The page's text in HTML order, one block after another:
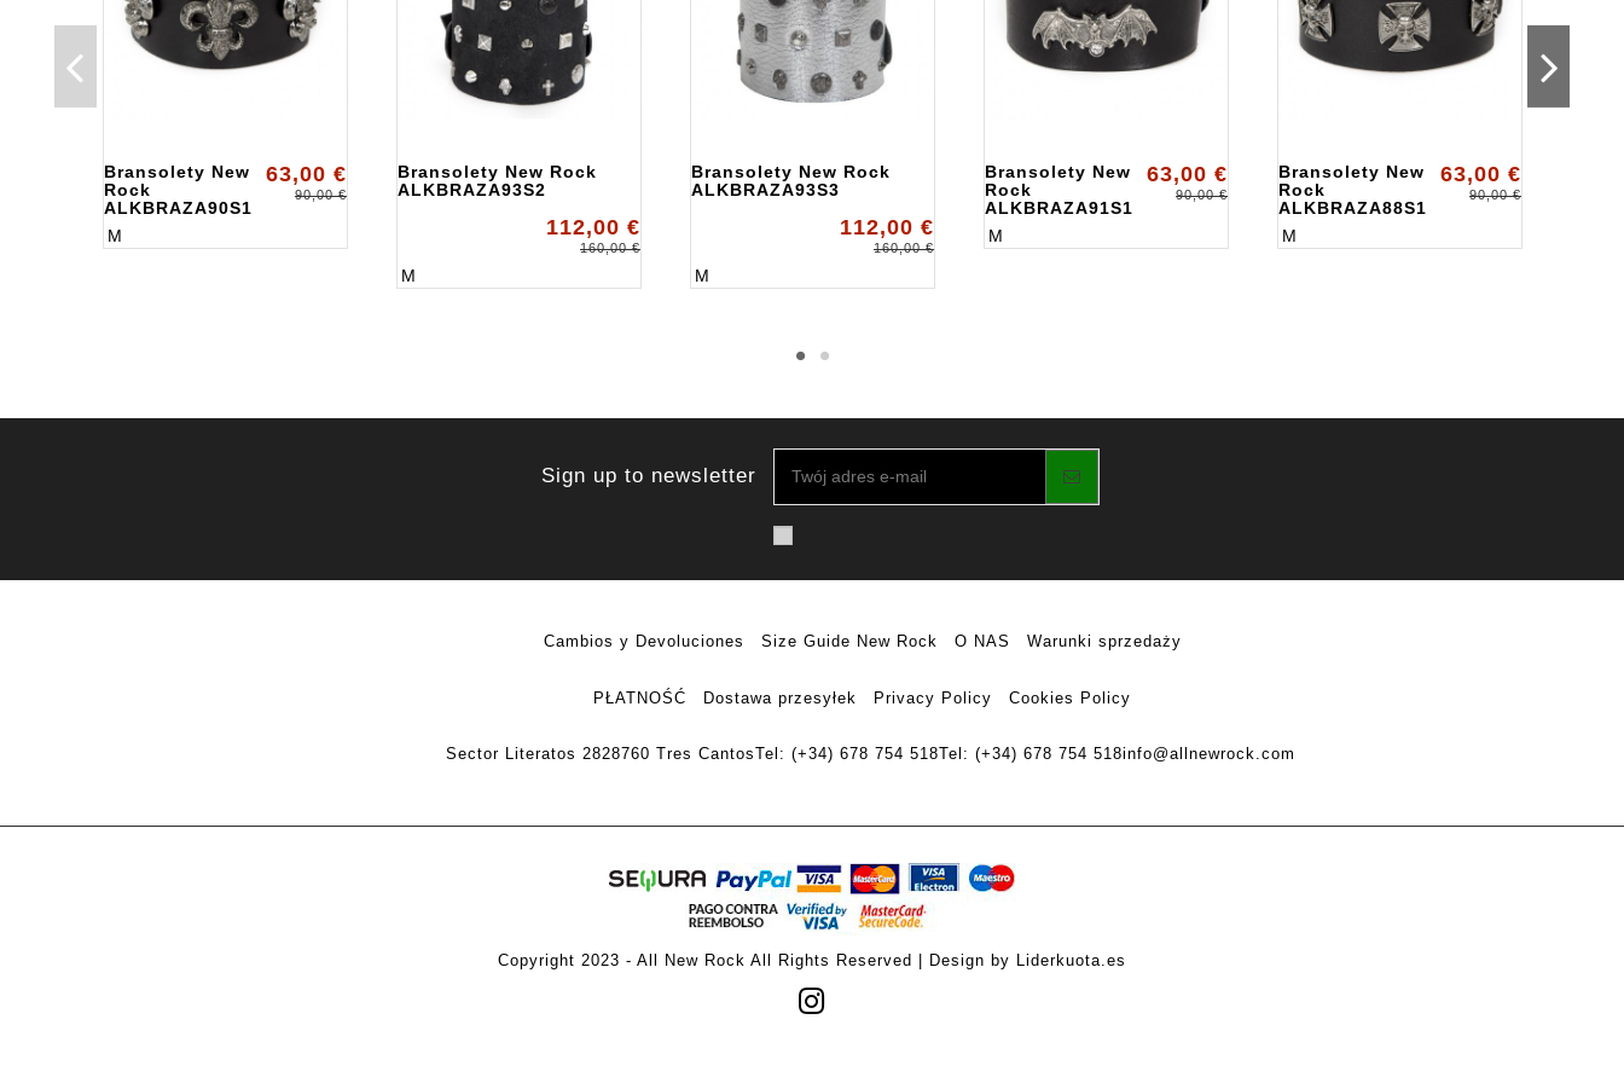
Bransolety New
Rock
ALKBRAZA90S1
63,00 €
90,00 €
M
Bransolety New Rock
ALKBRAZA93S2
112,00 €
160,00 €
M
Bransolety New Rock
ALKBRAZA93S3
112,00 €
160,00 €
M
Bransolety New
Rock
ALKBRAZA91S1
63,00 €
90,00 €
M
Bransolety New
Rock
ALKBRAZA88S1
63,00 €
90,00 €
M
Sign up to newsletter
Cambios y Devoluciones Size Guide New Rock O NAS Warunki sprzedaży
PŁATNOŚĆ Dostawa przesyłek Privacy Policy Cookies Policy
Sector Literatos 2828760 Tres CantosTel: (+34) 678 754 518Tel: (+34) 678 754 518info@allnewrock.com
Copyright 2023 - All New Rock All Rights Reserved | Design by Liderkuota.es